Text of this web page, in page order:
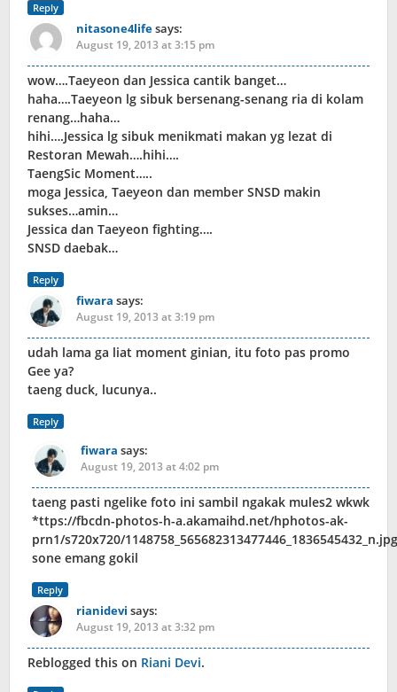
Reply
nitasone4lifesays:
August 19, 2013 at 3:15 pm
wow….Taeyeon dan Jessica cantik banget…
haha….Taeyeon lg sibuk bersenang-senang ria di kolam
renang…haha…
hihi….Jessica lg sibuk menikmati makan yg lezat di
Restoran Mewah….hihi….
TaengSic Moment…..
moga Jessica, Taeyeon dan member SNSD makin
sukses…amin…
Jessica dan Taeyeon fighting….
SNSD daebak…
Reply
fiwara says:
August 19, 2013 at 3:19 pm
udah lama ga liat moment ginian, itu foto pas promo
Gee ya?
taeng duck, lucunya..
Reply
fiwara says:
August 19, 2013 at 4:02 pm
taeng pasti ngelike foto ini sambil ngakak mules2 wkwk
*ttps://fbcdn-photos-h-a.akamaihd.net/hphotos-ak-
prn1/s720x720/1148758_565682313477446_1836545432_n.jpg
sone emang gokil
Reply
rianidevi says:
August 19, 2013 at 3:32 pm
Reblogged this on Riani Devi.